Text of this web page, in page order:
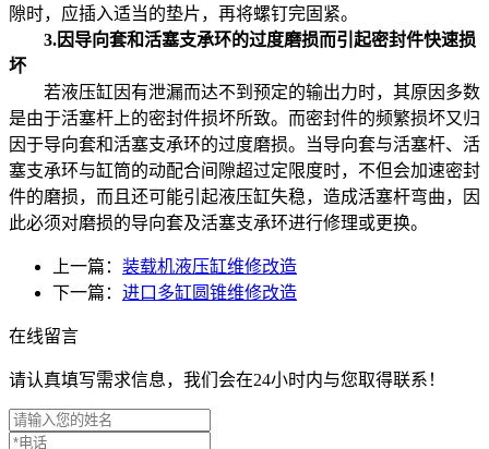
隙时，应插入适当的垫片，再将螺钉完固紧。
3.因导向套和活塞支承环的过度磨损而引起密封件快速损
坏
若液压缸因有泄漏而达不到预定的输出力时，其原因多数
是由于活塞杆上的密封件损坏所致。而密封件的频繁损坏又归
因于导向套和活塞支承环的过度磨损。当导向套与活塞杆、活
塞支承环与缸筒的动配合间隙超过定限度时，不但会加速密封
件的磨损，而且还可能引起液压缸失稳，造成活塞杆弯曲，因
此必须对磨损的导向套及活塞支承环进行修理或更换。
上一篇： 装载机液压缸维修改造
下一篇： 进口多缸圆锥维修改造
在线留言
请认真填写需求信息，我们会在24小时内与您取得联系！